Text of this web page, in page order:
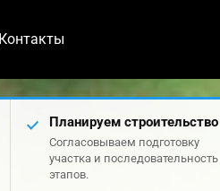
Контакты
Планируем строительство
Согласовываем подготовку
участка и последовательность
этапов.